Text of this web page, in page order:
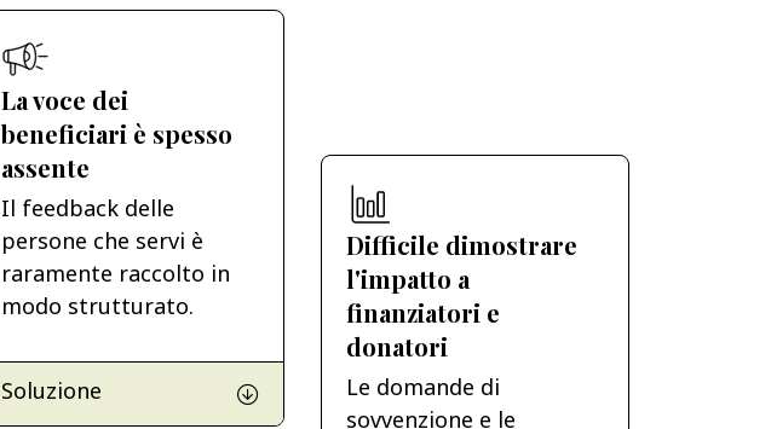
La voce dei
beneficiari è spesso
assente
Il feedback delle
persone che servi è
raramente raccolto in
modo strutturato.
Soluzione
Difficile dimostrare
l'impatto a
finanziatori e
donatori
Le domande di